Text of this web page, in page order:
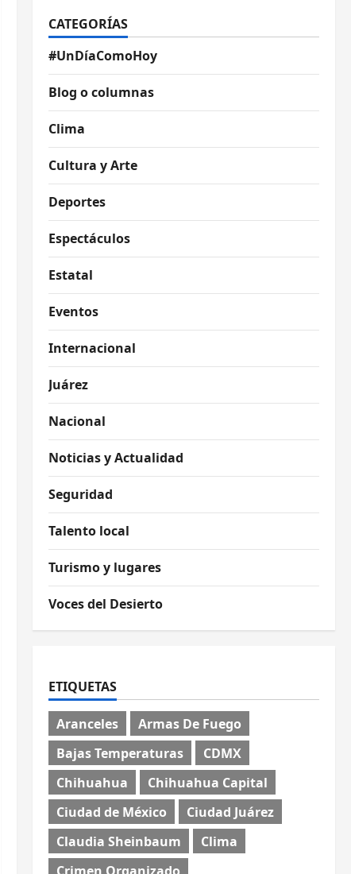
CATEGORÍAS
#UnDíaComoHoy
Blog o columnas
Clima
Cultura y Arte
Deportes
Espectáculos
Estatal
Eventos
Internacional
Juárez
Nacional
Noticias y Actualidad
Seguridad
Talento local
Turismo y lugares
Voces del Desierto
ETIQUETAS
Aranceles
Armas De Fuego
Bajas Temperaturas
CDMX
Chihuahua
Chihuahua Capital
Ciudad de México
Ciudad Juárez
Claudia Sheinbaum
Clima
Crimen Organizado